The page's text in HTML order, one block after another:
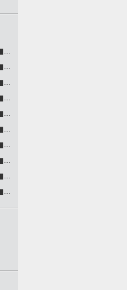
▇▇▇▇ 㸔 黃 魸 P55K.CC ▇▇▇▇▇▇▇▇ 㸔 黃 魸 P55K.CC ▇▇▇▇▇▇▇▇
▇▇▇▇ 㸔 黃 魸 P55K.CC ▇▇▇▇▇▇▇▇ 㸔 黃 魸 P55K.CC ▇▇▇▇▇▇▇▇
▇▇▇▇ 㸔 黃 魸 P55K.CC ▇▇▇▇▇▇▇▇ 㸔 黃 魸 P55K.CC ▇▇▇▇▇▇▇▇
▇▇▇▇ 㸔 黃 魸 P55K.CC ▇▇▇▇▇▇▇▇ 㸔 黃 魸 P55K.CC ▇▇▇▇▇▇▇▇
▇▇▇▇ 㸔 黃 魸 P55K.CC ▇▇▇▇▇▇▇▇ 㸔 黃 魸 P55K.CC ▇▇▇▇▇▇▇▇
▇▇▇▇ 㸔 黃 魸 P55K.CC ▇▇▇▇▇▇▇▇ 㸔 黃 魸 P55K.CC ▇▇▇▇▇▇▇▇
▇▇▇▇ 㸔 黃 魸 P55K.CC ▇▇▇▇▇▇▇▇ 㸔 黃 魸 P55K.CC ▇▇▇▇▇▇▇▇
▇▇▇▇ 㸔 黃 魸 P55K.CC ▇▇▇▇▇▇▇▇ 㸔 黃 魸 P55K.CC ▇▇▇▇▇▇▇▇
▇▇▇▇ 㸔 黃 魸 P55K.CC ▇▇▇▇▇▇▇▇ 㸔 黃 魸 P55K.CC ▇▇▇▇▇▇▇▇
▇▇▇▇ 㸔 黃 魸 P55K.CC ▇▇▇▇▇▇▇▇ 㸔 黃 魸 P55K.CC ▇▇▇▇▇▇▇▇